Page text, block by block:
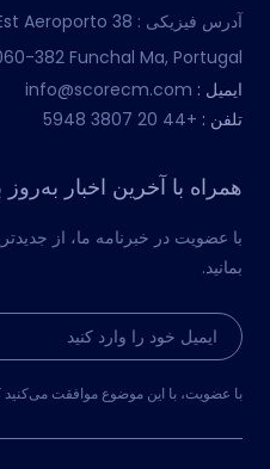
آدرس فیزیکی : Aeroporto 38
382 Funchal Ma, Portugal
ایمیل :
تلفن : +44 20 3807 5948
همراه با آخرین اخبار به‌روز
با عضویت در خبرنامه ما، از
بمانید.
با عضویت، با این موضوع موافقت می‌کنید